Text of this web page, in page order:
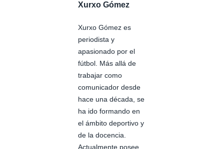
Xurxo Gómez
Xurxo Gómez es
periodista y
apasionado por el
fútbol. Más allá de
trabajar como
comunicador desde
hace una década, se
ha ido formando en
el ámbito deportivo y
de la docencia.
Actualmente posee